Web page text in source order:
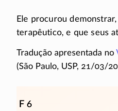
Ele procurou
terapêutico, e que seus
Tradução apresentada no
(São Paulo, USP, 21/03/
F 6